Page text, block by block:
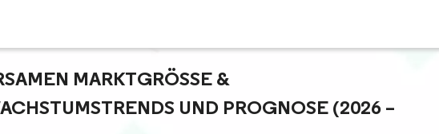
MARKTGRÖSSE & M
UND PROGNOSE (2026 – 2